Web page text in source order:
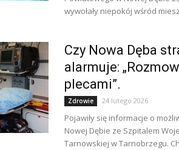
wywołały niepokój wśród
Czy Nowa Dęba
alarmuje:
plecami”.
Zdrowie 24 lutego 2026
Pojawiły się informacje o
Nowej Dębie ze Szpitalem
Tarnowskiej w Tarnobrzegu.